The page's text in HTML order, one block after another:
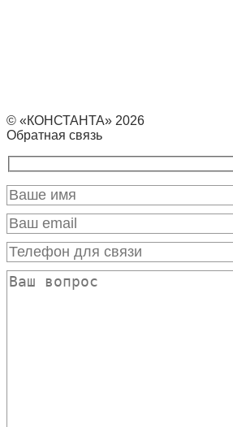
© «КОНСТАНТА» 2026
Обратная связь